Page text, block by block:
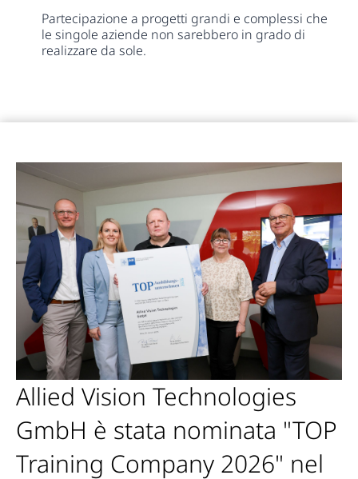
Partecipazione a progetti grandi e complessi che
le singole aziende non sarebbero in grado di
realizzare da sole.
Allied Vision Technologies
GmbH è stata nominata "TOP
Training Company 2026" nel